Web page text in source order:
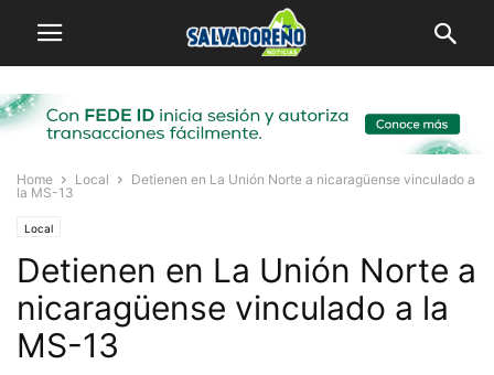
Home Local
Detienen en La Unión Norte a nicaragüense vinculado a
la MS-13
Local
Detienen en La Unión Norte a
nicaragüense vinculado a la
MS-13